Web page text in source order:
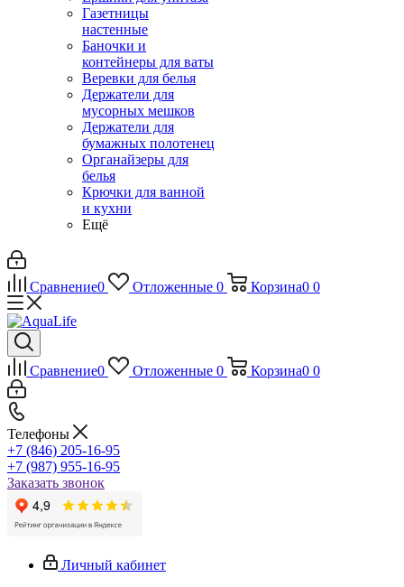
Газетницы
настенные
Баночки и
контейнеры для ваты
Веревки для белья
Держатели для
мусорных мешков
Держатели для
бумажных полотенец
Органайзеры для
белья
Крючки для ванной
и кухни
Ещё
Сравнение0 Отложенные 0 Корзина0 0
Сравнение0 Отложенные 0 Корзина0 0
Телефоны
+7 (846) 205-16-95
+7 (987) 955-16-95
Заказать звонок
Личный кабинет